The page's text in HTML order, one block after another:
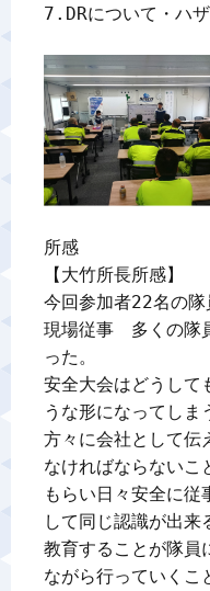
7.DRについて・ハ
所感
【大竹所長所感】
今回参加者22名の
現場従事　多くの隊
った。
安全大会はどうして
うな形になってし
方々に会社として伝
なければならないこ
もらい日々安全に従
して同じ認識が出来
教育することが隊員
ながら行っていくこ